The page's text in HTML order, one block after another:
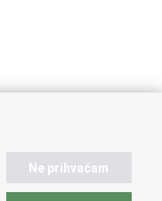
Ne prihvaćam